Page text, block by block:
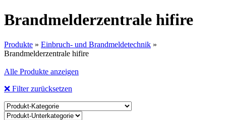
Brandmelderzentrale hifire
Produkte » Einbruch- und Brandmeldetechnik »
Brandmelderzentrale hifire
Alle Produkte anzeigen
❌ Filter zurücksetzen